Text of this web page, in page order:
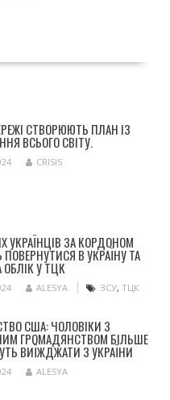
СТВОРЮЮТЬ ПЛАН ІЗ
ВСЬОГО СВІТУ.
CRISIS
УКРАЇНЦІВ ЗА КОРДОНОМ
В УКРАЇНУ ТА
ОБЛІК У ТЦК
ALESYA ЗСУ, ТЦК
США: ЧОЛОВІКИ З
ГРОМАДЯНСТВОМ БІЛЬШЕ
ВИЇЖДЖАТИ З УКРАЇНИ
ALESYA